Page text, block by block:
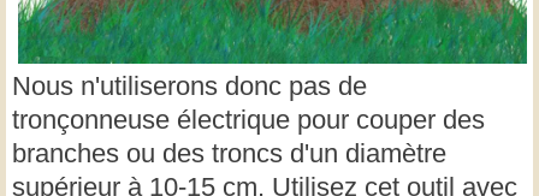
Nous n'utiliserons donc pas de
tronçonneuse électrique pour couper des
branches ou des troncs d'un diamètre
supérieur à 10-15 cm. Utilisez cet outil avec